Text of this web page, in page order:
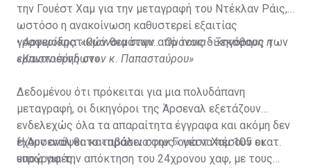
την Γουέστ Χαμ για την μεταγραφή του Ντέκλαν Ράις,
ωστόσο η ανακοίνωση καθυστερεί εξαιτίας
γραφειοκρατικών θεμάτων από τους δικηγόρους των
«Κανονιέρηδων».
•Αργυρίδης: «Ομόνοια στην... Ομόνοια - Ξεκάθαρη η
εμπιστοσύνη στον κ. Παπασταύρου»
Δεδομένου ότι πρόκειται για μια πολυδάπανη
μεταγραφή, οι δικηγόροι της Άρσεναλ εξετάζουν
ενδελεχώς όλα τα απαραίτητα έγγραφα και ακόμη δεν
έχουν ανάψει το «πράσινο φως» για να πέσουν οι
υπογραφές.
Η Άρσεναλ θα καταβάλει στην Γουέστ Χαμ 105 εκατ.
ευρώ για την απόκτηση του 24χρονου χαφ, με τους